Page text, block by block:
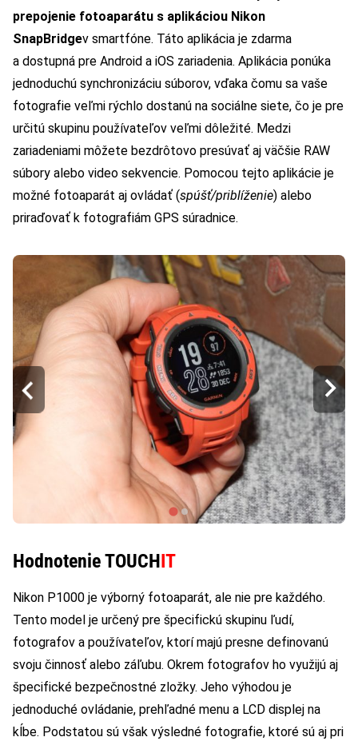
prepojenie fotoaparátu s aplikáciou Nikon
SnapBridgev smartfóne. Táto aplikácia je zdarma
a dostupná pre Android a iOS zariadenia. Aplikácia ponúka
jednoduchú synchronizáciu súborov, vďaka čomu sa vaše
fotografie veľmi rýchlo dostanú na sociálne siete, čo je pre
určitú skupinu používateľov veľmi dôležité. Medzi
zariadeniami môžete bezdrôtovo presúvať aj väčšie RAW
súbory alebo video sekvencie. Pomocou tejto aplikácie je
možné fotoaparát aj ovládať (spúšť/priblíženie) alebo
priraďovať k fotografiám GPS súradnice.
Hodnotenie TOUCHIT
Nikon P1000 je výborný fotoaparát, ale nie pre každého.
Tento model je určený pre špecifickú skupinu ľudí,
fotografov a používateľov, ktorí majú presne definovanú
svoju činnosť alebo záľubu. Okrem fotografov ho využijú aj
špecifické bezpečnostné zložky. Jeho výhodou je
jednoduché ovládanie, prehľadné menu a LCD displej na
kĺbe. Podstatou sú však výsledné fotografie, ktoré sú aj pri